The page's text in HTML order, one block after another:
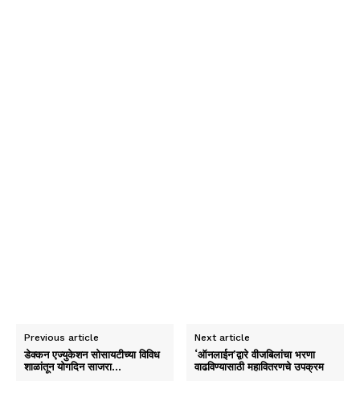
Previous article
डेक्कन एज्युकेशन सोसायटीच्या विविध
शाळांतून योगदिन साजरा…
Next article
‘ऑनलाईन’द्वारे वीजबिलांचा भरणा
वाढविण्यासाठी महावितरणचे उपक्रम